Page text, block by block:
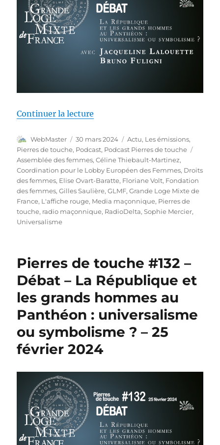
Continuer la lecture
Auteur
WebMaster
Publié
le
30 mars 2024 Catégories
Actu, Les émissions,
Pierres de touche, Podcast, Podcast Pierres de touche
Assemblée des femmes,Céline Thiebault-Martinez,
Coordination pour le Lobby Européen des Femmes, Droits
des femmes, Elise Ovart-Baratte, Floriane Volt, Fondation
des femmes,Gilles Saulière,GLMF,Grande Loge Mixte de
France, L'affiche rouge, Media maçonnique, Pierres de
touche, radio maçonnique, RadioDelta,Sophie Mercier,
Universalisme
Pierres de touche #132 –
Débat – La République et
les grands hommes au
Panthéon : universalisme
ou symbolisme ? – 25
février 2024